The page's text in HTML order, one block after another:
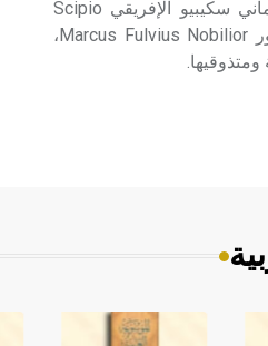
سياسية وعسكرية متنفّذة، منها صداقته للسياسي والقائد الروماني سكيبيو الإفريقي Scipio
Africanus وصداقته للقنصل الروماني ماركوس فولفيوس نوبليور Marcus Fulvius Nobilior،